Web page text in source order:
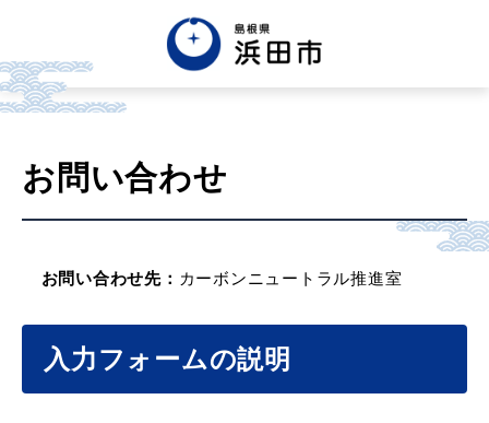
お問い合わせ
お問い合わせ先： カーボンニュートラル推進室
入力フォームの説明